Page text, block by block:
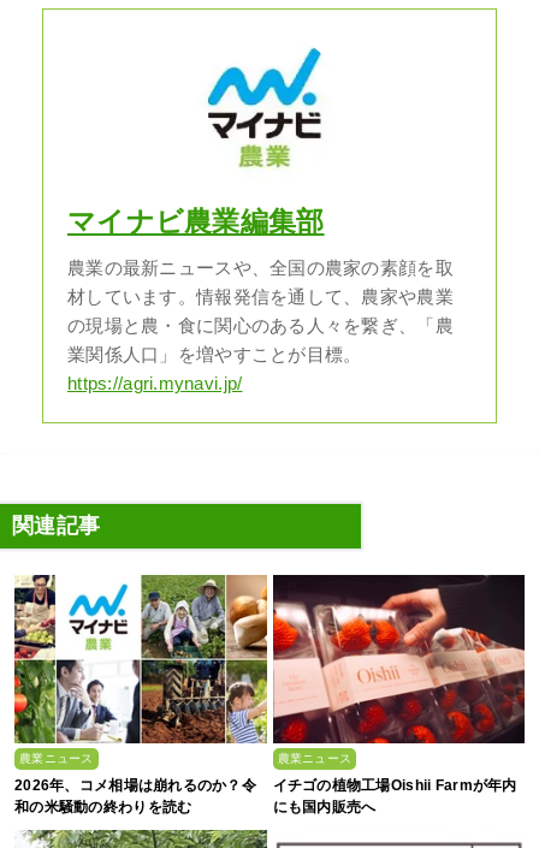
マイナビ農業編集部
農業の最新ニュースや、全国の農家の素顔を取
材しています。情報発信を通して、農家や農業
の現場と農・食に関心のある人々を繋ぎ、「農
業関係人口」を増やすことが目標。
https://agri.mynavi.jp/
関連記事
農業ニュース
2026年、コメ相場は崩れるのか？令
和の米騒動の終わりを読む
農業ニュース
イチゴの植物工場Oishii Farmが年内
にも国内販売へ